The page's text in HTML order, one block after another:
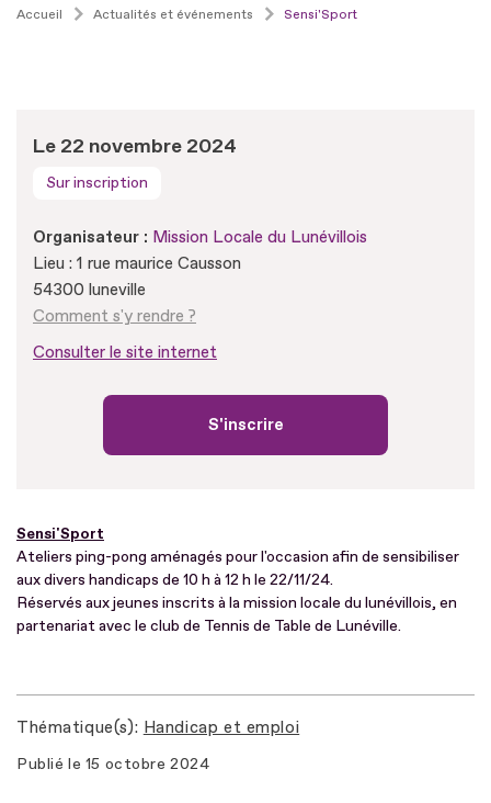
Accueil Actualités et événements Sensi'Sport
Le 22 novembre 2024
Sur inscription
Organisateur : Mission Locale du Lunévillois
Lieu : 1 rue maurice Causson
54300 luneville
Comment s'y rendre ?
Consulter le site internet
S'inscrire
Sensi'Sport
Ateliers ping-pong aménagés pour l'occasion afin de sensibiliser
aux divers handicaps de 10 h à 12 h le 22/11/24.
Réservés aux jeunes inscrits à la mission locale du lunévillois, en
partenariat avec le club de Tennis de Table de Lunéville.
Thématique(s) Handicap et emploi
Publié le 15 octobre 2024